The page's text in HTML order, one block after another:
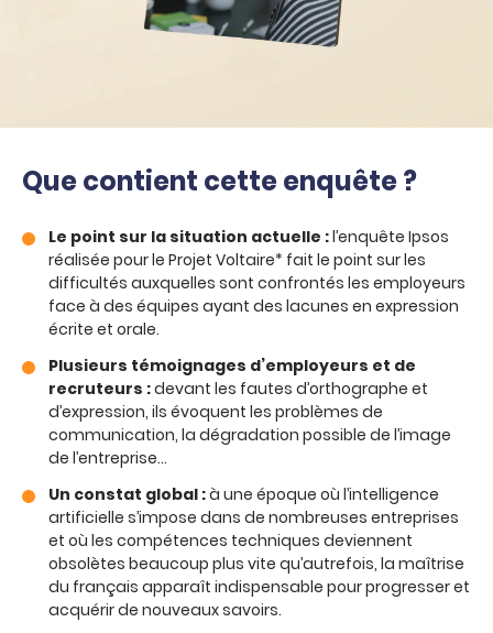
Que contient cette enquête ?
Le point sur la situation actuelle :l’enquête Ipsos
réalisée pour le Projet Voltaire* fait le point sur les
difficultés auxquelles sont confrontés les employeurs
face à des équipes ayant des lacunes en expression
écrite et orale.
Plusieurs témoignages d’employeurs et de
recruteurs :devant les fautes d’orthographe et
d’expression, ils évoquent les problèmes de
communication, la dégradation possible de l’image
de l’entreprise…
Un constat global :à une époque où l’intelligence
artificielle s’impose dans de nombreuses entreprises
et où les compétences techniques deviennent
obsolètes beaucoup plus vite qu’autrefois, la maîtrise
du français apparaît indispensable pour progresser et
acquérir de nouveaux savoirs.